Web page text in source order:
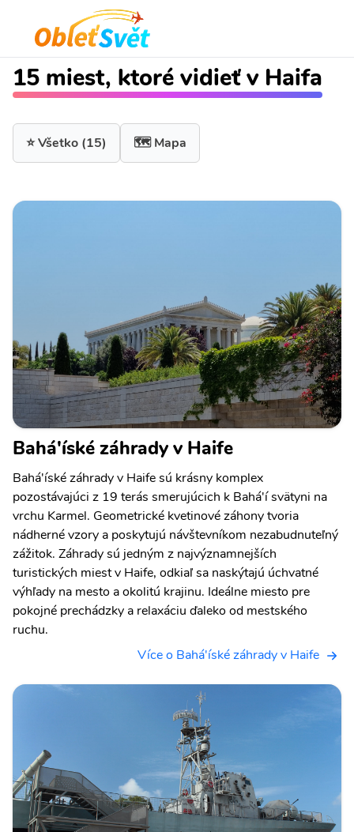
15 miest, ktoré vidieť v Haifa
⭐ Všetko (15) 🗺️ Mapa
Bahá'íské záhrady v Haife
Bahá'íské záhrady v Haife sú krásny komplex
pozostávajúci z 19 terás smerujúcich k Bahá'í svätyni na
vrchu Karmel. Geometrické kvetinové záhony tvoria
nádherné vzory a poskytujú návštevníkom nezabudnuteľný
zážitok. Záhrady sú jedným z najvýznamnejších
turistických miest v Haife, odkiaľ sa naskýtajú úchvatné
výhľady na mesto a okolitú krajinu. Ideálne miesto pre
pokojné prechádzky a relaxáciu ďaleko od mestského
ruchu.
Více o Bahá'íské záhrady v Haife